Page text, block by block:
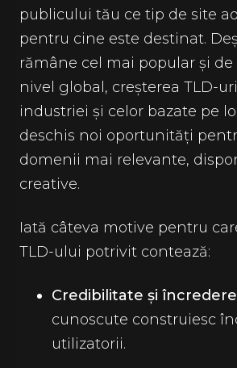
publicului tău ce tip de site
pentru cine este destinat.
rămâne cel mai popular și
nivel global, creșterea TLD-
industriei și celor bazate pe
deschis noi oportunități
domenii mai relevante,
creative.
Iată câteva motive pentru
TLD-ului potrivit contează:
Credibilitate și
cunoscute construiesc
utilizatorii.